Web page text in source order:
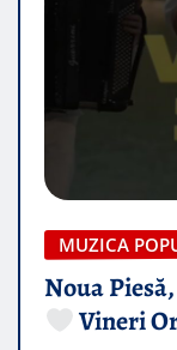
MUZICA
Noua
Vineri